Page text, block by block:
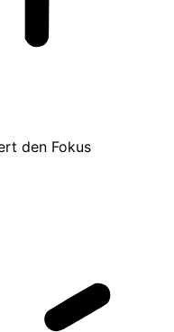
den Fokus